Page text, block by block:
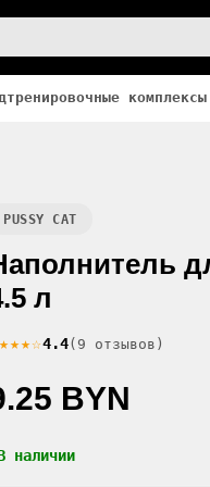
PUSSY CAT
л
4.4(9 отзывов)
BYN
наличии